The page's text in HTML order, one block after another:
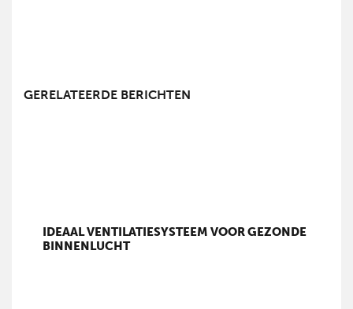
GERELATEERDE BERICHTEN
IDEAAL VENTILATIESYSTEEM VOOR GEZONDE
BINNENLUCHT